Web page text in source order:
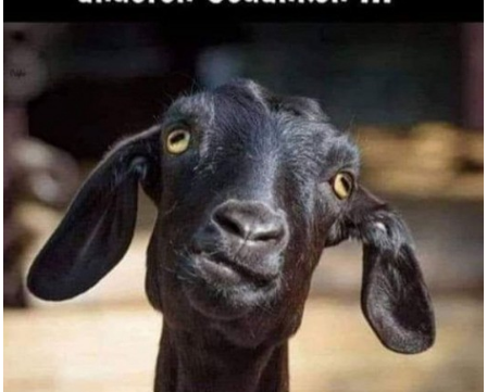
vidaXL Mini-Waschmaschine mit
...
Anzeige